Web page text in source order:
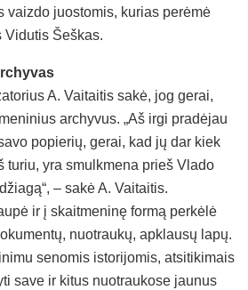
vaizdo juostomis, kurias perėmė
Šeškas.
A. Vaitaitis sakė, jog gerai,
archyvus. „Aš irgi pradėjau
popierių, gerai, kad jų dar kiek
turiu, yra smulkmena prieš Vlado
– sakė A. Vaitaitis.
ir į skaitmeninę formą perkėlė
nuotraukų, apklausų lapų.
senomis istorijomis, atsitikimais
save ir kitus nuotraukose jaunus